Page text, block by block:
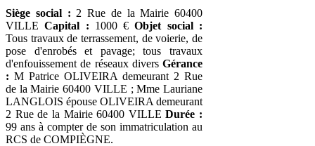
Siège social : 2 Rue de la Mairie 60400
VILLECapital : 1000 €Objet social :
Tous travaux de terrassement, de voierie, de
pose d'enrobés et pavage; tous travaux
d'enfouissement de réseaux divers Gérance
: M Patrice OLIVEIRA demeurant 2 Rue
de la Mairie 60400 VILLE ; Mme Lauriane
LANGLOIS épouse OLIVEIRA demeurant
2 Rue de la Mairie 60400 VILLEDurée :
99 ans à compter de son immatriculation au
RCS de COMPIÈGNE.